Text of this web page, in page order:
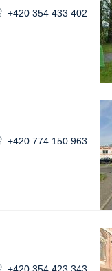
+420 354 433 402
+420 774 150 963